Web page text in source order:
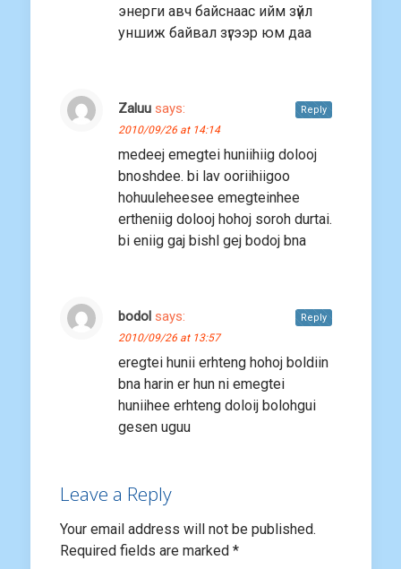
энерги авч байснаас ийм зүйл
уншиж байвал зүгээр юм даа
Zaluu says:
2010/09/26 at 14:14
medeej emegtei huniihiig dolooj
bnoshdee. bi lav ooriihiigoo
hohuuleheesee emegteinhee
ertheniig dolooj hohoj soroh durtai.
bi eniig gaj bishl gej bodoj bna
Reply
bodol says:
2010/09/26 at 13:57
eregtei hunii erhteng hohoj boldiin
bna harin er hun ni emegtei
huniihee erhteng doloij bolohgui
gesen uguu
Reply
Leave a Reply
Your email address will not be published.
Required fields are marked *